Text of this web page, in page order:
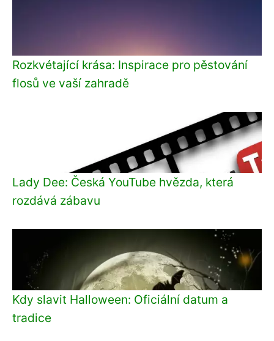
Rozkvétající krása: Inspirace pro pěstování
flosů ve vaší zahradě
Lady Dee: Česká YouTube hvězda, která
rozdává zábavu
Kdy slavit Halloween: Oficiální datum a
tradice